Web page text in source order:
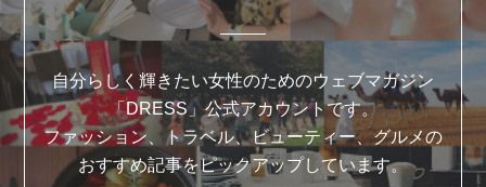
自分らしく輝きたい女性のためのウェブマガジン
「DRESS」公式アカウントです。
ファッション、トラベル、ビューティー、グルメの
おすすめ記事をピックアップしています。